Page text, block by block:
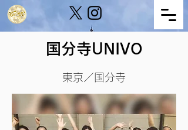
国分寺UNIVO
東京／国分寺